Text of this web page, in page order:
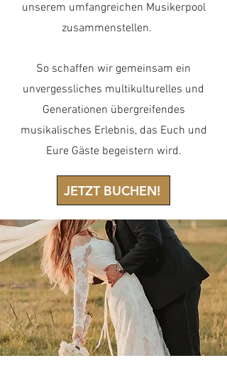
unserem umfangreichen Musikerpool
zusammenstellen.
So schaffen wir gemeinsam ein
unvergessliches multikulturelles und
Generationen übergreifendes
musikalisches Erlebnis, das Euch und
Eure Gäste begeistern wird.
JETZT BUCHEN!